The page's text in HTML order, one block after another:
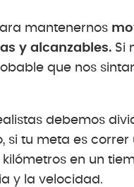
mantenernos
y alcanzables. Si
que nos
debemos
si tu meta es
en un
y la velocidad.